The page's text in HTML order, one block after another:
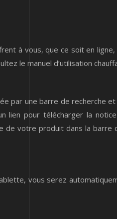
à vous, que ce soit en ligne,
le manuel d’utilisation
par une barre de recherche
pour télécharger la
de votre produit dans la barre
vous serez